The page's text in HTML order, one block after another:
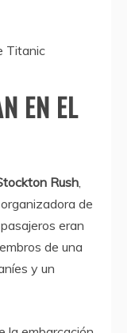
Titanic
EN EL
Rush,
de
eran
de una
y un